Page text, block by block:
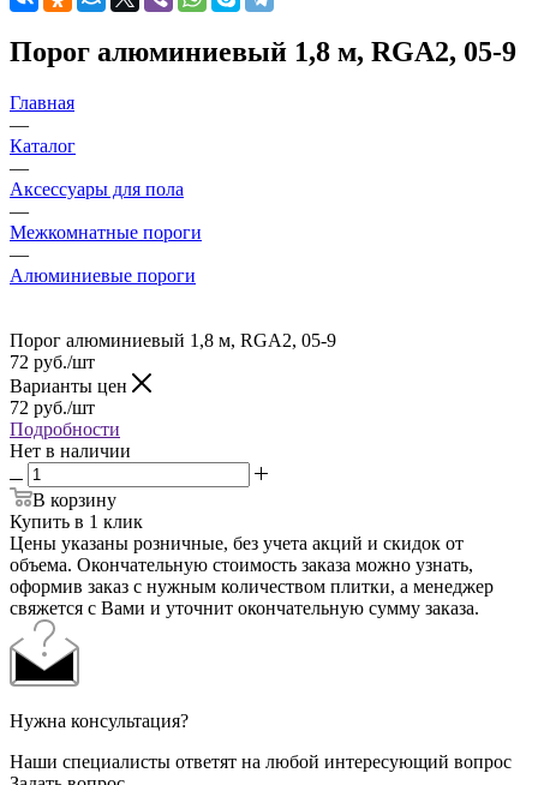
Порог алюминиевый 1,8 м, RGA2, 05-9
Главная
—
Каталог
—
Аксессуары для пола
—
Межкомнатные пороги
—
Алюминиевые пороги
Порог алюминиевый 1,8 м, RGA2, 05-9
72 руб./шт
Варианты цен
72 руб./шт
Подробности
Нет в наличии
В корзину
Купить в 1 клик
Цены указаны розничные, без учета акций и скидок от
объема. Окончательную стоимость заказа можно узнать,
оформив заказ с нужным количеством плитки, а менеджер
свяжется с Вами и уточнит окончательную сумму заказа.
Нужна консультация?
Наши специалисты ответят на любой интересующий вопрос